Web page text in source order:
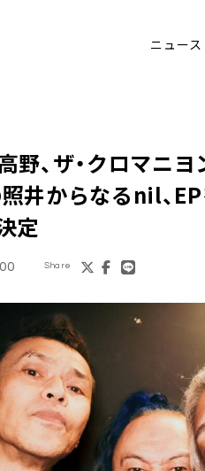
ニュース
野、ザ・クロマニ
井からなるnil、
定
Share